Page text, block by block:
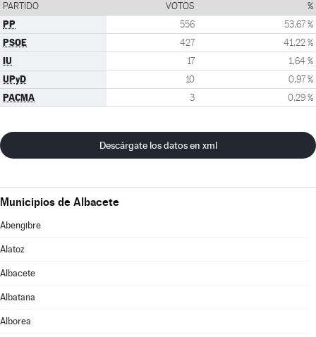
PARTIDO VOTOS %
PP 556 53,67 %
PSOE 427 41,22 %
IU 17 1,64 %
UPyD 10 0,97 %
PACMA 3 0,29 %
Descárgate los datos en xml
Municipios de Albacete
Abengibre
Alatoz
Albacete
Albatana
Alborea